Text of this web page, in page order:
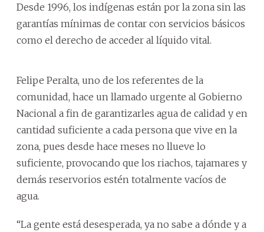
Desde 1996, los indígenas están por la zona sin las
garantías mínimas de contar con servicios básicos
como el derecho de acceder al líquido vital.
Felipe Peralta, uno de los referentes de la
comunidad, hace un llamado urgente al Gobierno
Nacional a fin de garantizarles agua de calidad y en
cantidad suficiente a cada persona que vive en la
zona, pues desde hace meses no llueve lo
suficiente, provocando que los riachos, tajamares y
demás reservorios estén totalmente vacíos de
agua.
“La gente está desesperada, ya no sabe a dónde y a